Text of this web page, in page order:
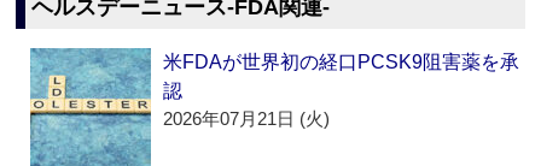
ヘルスデーニュース‐FDA関連‐
米FDAが世界初の経口PCSK9阻害薬を承
認
2026年07月21日 (火)